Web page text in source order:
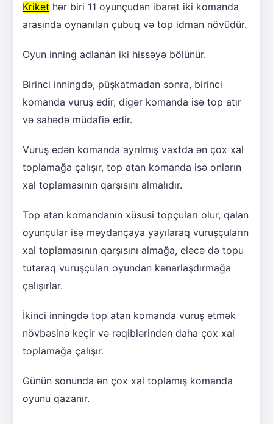
Kriket hər biri 11 oyunçudan ibarət iki komanda
arasında oynanılan çubuq və top idman növüdür.
Oyun inning adlanan iki hissəyə bölünür.
Birinci inningdə, püşkatmadan sonra, birinci
komanda vuruş edir, digər komanda isə top atır
və sahədə müdafiə edir.
Vuruş edən komanda ayrılmış vaxtda ən çox xal
toplamağa çalışır, top atan komanda isə onların
xal toplamasının qarşısını almalıdır.
Top atan komandanın xüsusi topçuları olur, qalan
oyunçular isə meydançaya yayılaraq vuruşçuların
xal toplamasının qarşısını almağa, eləcə də topu
tutaraq vuruşçuları oyundan kənarlaşdırmağa
çalışırlar.
İkinci inningdə top atan komanda vuruş etmək
növbəsinə keçir və rəqiblərindən daha çox xal
toplamağa çalışır.
Günün sonunda ən çox xal toplamış komanda
oyunu qazanır.